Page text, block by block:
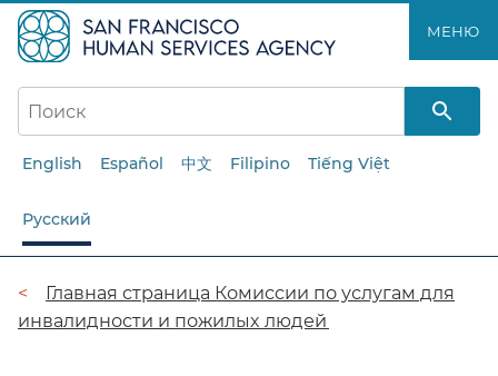
к
основному
содержанию​​
МЕНЮ​​
English Español 中文 Filipino Tiếng Việt
Русский
Цепочка
навигации​​
Главная страница Комиссии по услугам для
инвалидности и пожилых людей​​